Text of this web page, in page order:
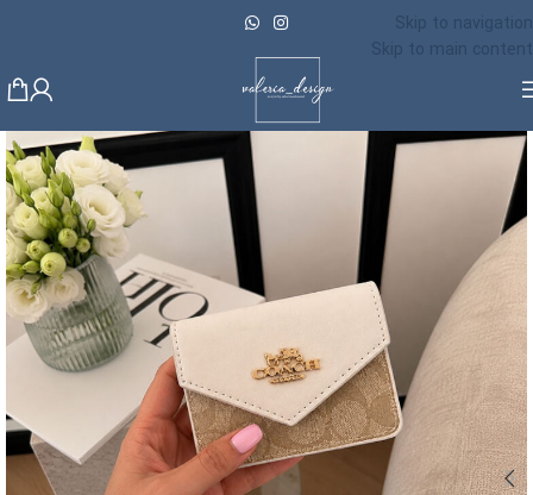
Skip to navigation
Skip to main content